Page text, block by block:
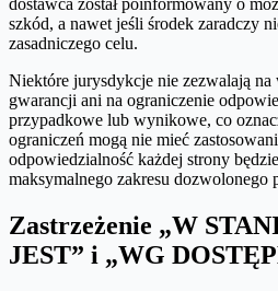
dostawca został poinformowany o
szkód, a nawet jeśli środek zaradczy
zasadniczego celu.
Niektóre jurysdykcje nie zezwalają na
gwarancji ani na ograniczenie
przypadkowe lub wynikowe, co
ograniczeń mogą nie mieć
odpowiedzialność każdej strony
maksymalnego zakresu dozwolonego
Zastrzeżenie „W
JEST” i „WG